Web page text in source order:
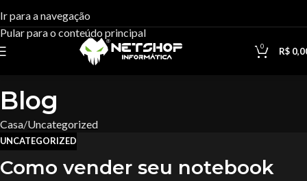
Ir para a navegação
Pular para o conteúdo principal
0 R$
Blog
Casa Uncategorized
UNCATEGORIZED
Como vender seu notebook